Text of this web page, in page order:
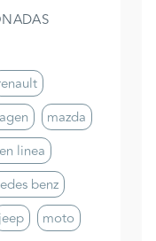
mazda
linea
benz
jeep
moto